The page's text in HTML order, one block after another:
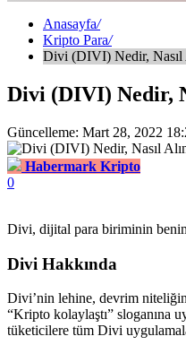
Anasayfa/
Kripto Para/
Divi (DIVI) Nedir, Nasıl
Divi (DIVI) Nedir,
Güncelleme: Mart 28, 2022
Habermark Kripto
0
Divi, dijital para biriminin
Divi Hakkında
Divi’nin lehine, devrim
“Kripto kolaylaştı” sloganına
tüketicilere tüm Divi